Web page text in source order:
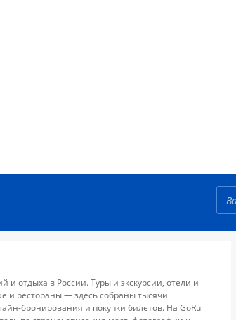
и отдыха в России. Туры и экскурсии, отели и
и рестораны — здесь собраны тысячи
бронирования и покупки билетов. На GoRu